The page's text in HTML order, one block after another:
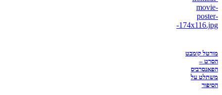
מורטל קומבט
הסרט –
הפאנסרביס
משתלט על
הסיפור